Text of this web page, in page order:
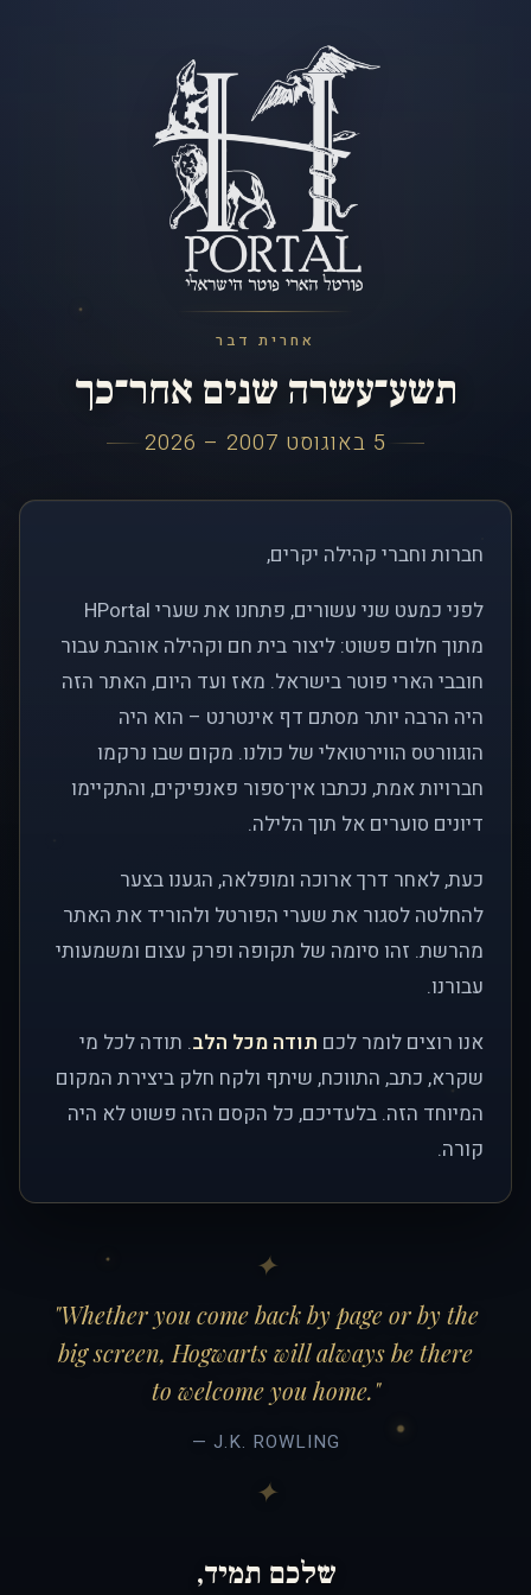
אחרית דבר
תשע־עשרה שנים אחר־כך
5 באוגוסט 2007 – 2026
חברות וחברי קהילה יקרים,
לפני כמעט שני עשורים, פתחנו את שערי HPortal
מתוך חלום פשוט: ליצור בית חם וקהילה אוהבת עבור
חובבי הארי פוטר בישראל. מאז ועד היום, האתר הזה
היה הרבה יותר מסתם דף אינטרנט – הוא היה
הוגוורטס הווירטואלי של כולנו. מקום שבו נרקמו
חברויות אמת, נכתבו אין־ספור פאנפיקים, והתקיימו
דיונים סוערים אל תוך הלילה.
כעת, לאחר דרך ארוכה ומופלאה, הגענו בצער
להחלטה לסגור את שערי הפורטל ולהוריד את האתר
מהרשת. זהו סיומה של תקופה ופרק עצום ומשמעותי
עבורנו.
אנו רוצים לומר לכם תודה מכל הלב. תודה לכל מי
שקרא, כתב, התווכח, שיתף ולקח חלק ביצירת המקום
המיוחד הזה. בלעדיכם, כל הקסם הזה פשוט לא היה
קורה.
"Whether you come back by page or by the
big screen, Hogwarts will always be there
to welcome you home."
— J.K. ROWLING
שלכם תמיד,